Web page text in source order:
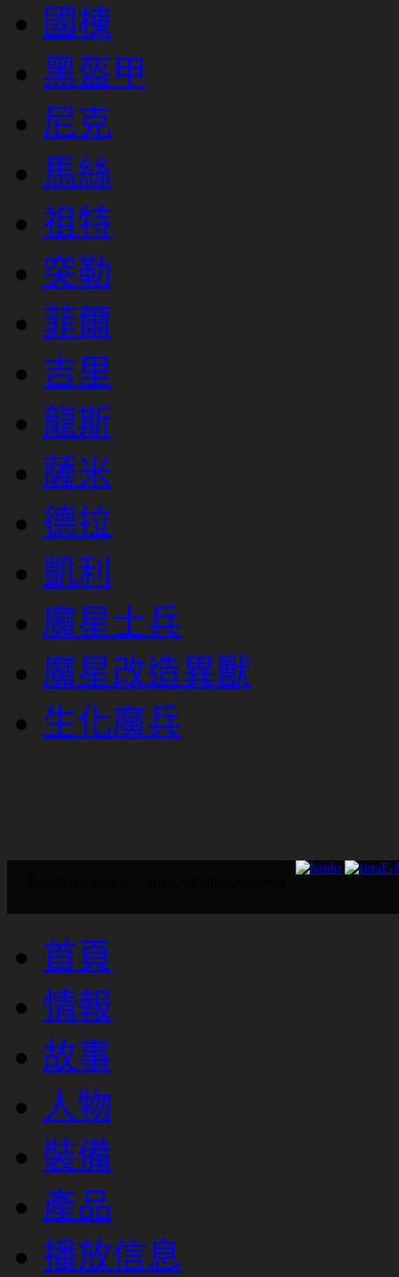
國棟
黑盔甲
尼克
馬絲
祖特
突勒
菲爾
吉里
龍斯
薩米
德拉
凱利
魔星士兵
魔星改造異獸
生化魔兵
E-
首頁
情報
故事
人物
裝備
產品
播放信息